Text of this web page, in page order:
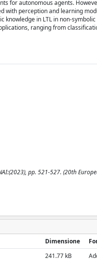
for autonomous agents.
with perception and learning
in LTL in non-
ranging from
pp. 521-527. (20th
Dimensione
241.77 kB